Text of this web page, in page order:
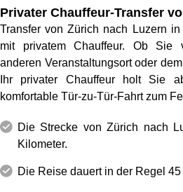
Privater Chauffeur-Transfer
Transfer von Zürich nach Luzern
mit privatem Chauffeur. Ob Sie
anderen Veranstaltungsort oder
Ihr privater Chauffeur holt Sie
komfortable Tür-zu-Tür-Fahrt zum
Die Strecke von Zürich nach
Kilometer.
Die Reise dauert in der Regel